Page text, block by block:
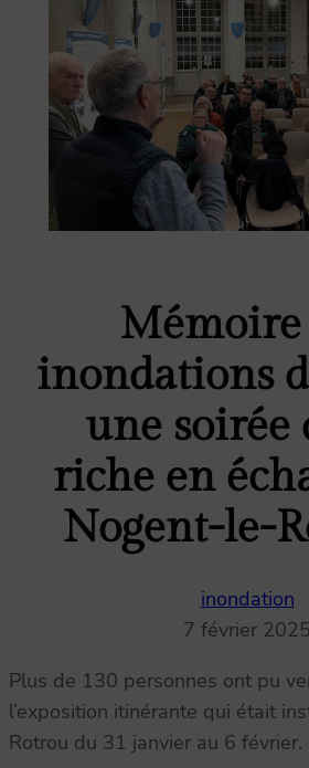
Mémoire
inondations
une soirée
riche en
Nogent-le-
inondation
7 février 2025
Plus de 130 personnes ont pu
l’exposition itinérante qui était
Rotrou du 31 janvier au 6 février.